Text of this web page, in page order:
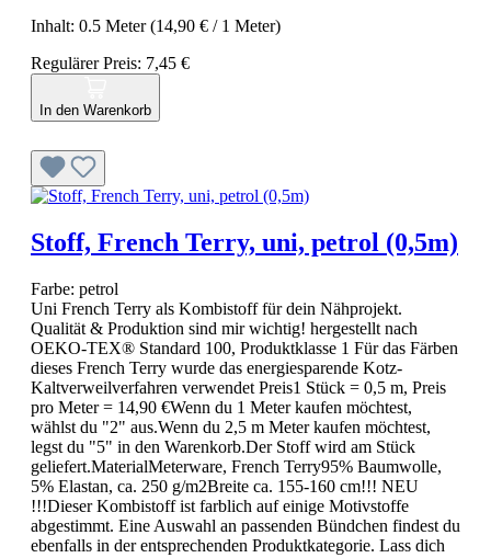
Inhalt: 0.5 Meter(14,90 € / 1 Meter)
Regulärer Preis: 7,45 €
In den Warenkorb
Stoff, French Terry, uni, petrol (0,5m)
Farbe: petrol
Uni French Terry als Kombistoff für dein Nähprojekt.
Qualität & Produktion sind mir wichtig! hergestellt nach
OEKO-TEX® Standard 100, Produktklasse 1 Für das Färben
dieses French Terry wurde das energiesparende Kotz-
Kaltverweilverfahren verwendet Preis1 Stück = 0,5 m, Preis
pro Meter = 14,90 €Wenn du 1 Meter kaufen möchtest,
wählst du "2" aus.Wenn du 2,5 m Meter kaufen möchtest,
legst du "5" in den Warenkorb.Der Stoff wird am Stück
geliefert.MaterialMeterware, French Terry95% Baumwolle,
5% Elastan, ca. 250 g/m2Breite ca. 155-160 cm!!! NEU
!!!Dieser Kombistoff ist farblich auf einige Motivstoffe
abgestimmt. Eine Auswahl an passenden Bündchen findest du
ebenfalls in der entsprechenden Produktkategorie. Lass dich